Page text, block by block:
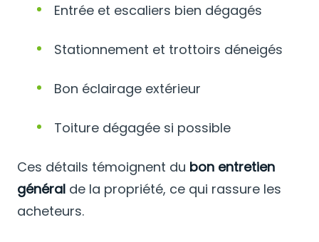
Entrée et escaliers bien dégagés
Stationnement et trottoirs déneigés
Bon éclairage extérieur
Toiture dégagée si possible
Ces détails témoignent du bon entretien
général de la propriété, ce qui rassure les
acheteurs.